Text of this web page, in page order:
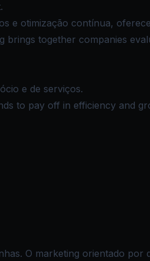
e otimização contínua,
brings together companies
e de serviços.
to pay off in efficiency and
O marketing orientado por